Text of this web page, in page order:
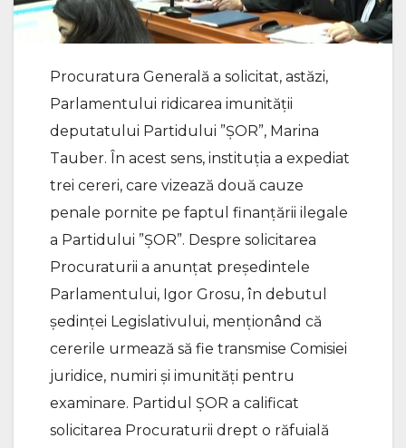
Procuratura Generală a solicitat, astăzi,
Parlamentului ridicarea imunității
deputatului Partidului ”ȘOR”, Marina
Tauber. În acest sens, instituția a expediat
trei cereri, care vizează două cauze
penale pornite pe faptul finanțării ilegale
a Partidului ”ȘOR”. Despre solicitarea
Procuraturii a anunțat președintele
Parlamentului, Igor Grosu, în debutul
ședinței Legislativului, menționând că
cererile urmează să fie transmise Comisiei
juridice, numiri şi imunităţi pentru
examinare. Partidul ȘOR a calificat
solicitarea Procuraturii drept o răfuială